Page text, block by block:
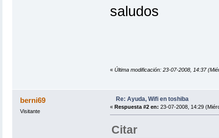
saludos
« Última modificación: 23-07-2008, 14:37
berni69
Visitante
Re: Ayuda, Wifi en toshiba
« Respuesta #2 en: 23-07-2008, 14:29
Citar